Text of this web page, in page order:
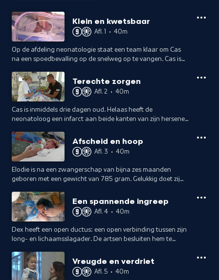
Klein en kwetsbaar
Afl. 1 • 40m
Op de afdeling neonatologie staat een team klaar om Cas
na een spoedbevalling op de snelweg op te vangen. Cas is
gram.
Terechte zorgen
Afl. 2 • 40m
Cas is inmiddels drie dagen oud. Helaas heeft de
neonatoloog een infarct aan beide kanten van zijn hersenen
gemaakt.
Afscheid en hoop
Afl. 3 • 40m
Elodie is na een zwangerschap van bijna zes maanden
geboren met een gewicht van 785 gram. Gelukkig doet zij
vandaan halen om overeind te blijven.Een spannende ingreep
Afl. 4 • 40m
Dex heeft een open ductus: een open verbinding tussen zijn
long- en lichaamsslagader. De artsen besluiten hem te
een kilo.
Vreugde en verdriet
Afl. 5 • 40m